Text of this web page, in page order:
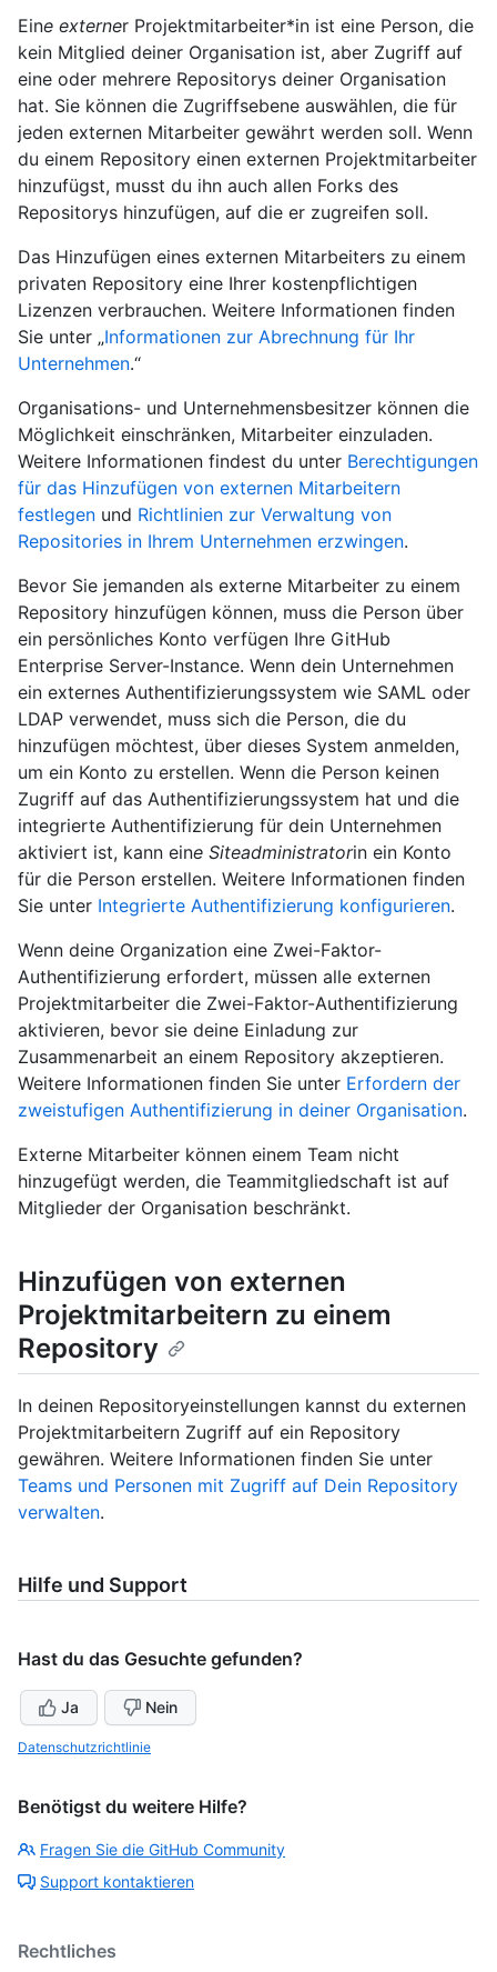
Eine externer Projektmitarbeiter*in ist eine Person, die
kein Mitglied deiner Organisation ist, aber Zugriff auf
eine oder mehrere Repositorys deiner Organisation
hat. Sie können die Zugriffsebene auswählen, die für
jeden externen Mitarbeiter gewährt werden soll. Wenn
du einem Repository einen externen Projektmitarbeiter
hinzufügst, musst du ihn auch allen Forks des
Repositorys hinzufügen, auf die er zugreifen soll.
Das Hinzufügen eines externen Mitarbeiters zu einem
privaten Repository eine Ihrer kostenpflichtigen
Lizenzen verbrauchen. Weitere Informationen finden
Sie unter „Informationen zur Abrechnung für Ihr
Unternehmen.“
Organisations- und Unternehmensbesitzer können die
Möglichkeit einschränken, Mitarbeiter einzuladen.
Weitere Informationen findest du unter Berechtigungen
für das Hinzufügen von externen Mitarbeitern
festlegen und Richtlinien zur Verwaltung von
Repositories in Ihrem Unternehmen erzwingen.
Bevor Sie jemanden als externe Mitarbeiter zu einem
Repository hinzufügen können, muss die Person über
ein persönliches Konto verfügen Ihre GitHub
Enterprise Server-Instance. Wenn dein Unternehmen
ein externes Authentifizierungssystem wie SAML oder
LDAP verwendet, muss sich die Person, die du
hinzufügen möchtest, über dieses System anmelden,
um ein Konto zu erstellen. Wenn die Person keinen
Zugriff auf das Authentifizierungssystem hat und die
integrierte Authentifizierung für dein Unternehmen
aktiviert ist, kann eine Siteadministratorin ein Konto
für die Person erstellen. Weitere Informationen finden
Sie unter Integrierte Authentifizierung konfigurieren.
Wenn deine Organization eine Zwei-Faktor-
Authentifizierung erfordert, müssen alle externen
Projektmitarbeiter die Zwei-Faktor-Authentifizierung
aktivieren, bevor sie deine Einladung zur
Zusammenarbeit an einem Repository akzeptieren.
Weitere Informationen finden Sie unter Erfordern der
zweistufigen Authentifizierung in deiner Organisation.
Externe Mitarbeiter können einem Team nicht
hinzugefügt werden, die Teammitgliedschaft ist auf
Mitglieder der Organisation beschränkt.
Hinzufügen von externen
Projektmitarbeitern zu einem
Repository
In deinen Repositoryeinstellungen kannst du externen
Projektmitarbeitern Zugriff auf ein Repository
gewähren. Weitere Informationen finden Sie unter
Teams und Personen mit Zugriff auf Dein Repository
verwalten.
Hilfe und Support
Hast du das Gesuchte gefunden?
Ja Nein
Datenschutzrichtlinie
Benötigst du weitere Hilfe?
Fragen Sie die GitHub Community
Support kontaktieren
Rechtliches